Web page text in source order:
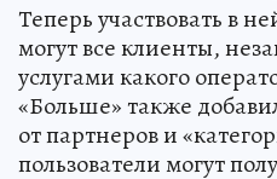
Теперь участвовать в
могут все клиенты,
услугами какого
«Больше» также
от партнеров и
пользователи могут